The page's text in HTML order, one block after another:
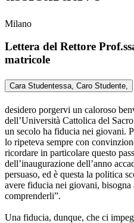
Milano
Lettera del Rettore
matricole
Cara Studentessa, Caro Studente,
desidero porgervi un caloroso
dell’Università Cattolica del
un secolo ha fiducia nei giovani.
lo ripeteva sempre con
ricordare in particolare questo
dell’inaugurazione dell’anno
persuaso, ed è questa la politica
avere fiducia nei giovani,
comprenderli”.
Una fiducia, dunque, che ci